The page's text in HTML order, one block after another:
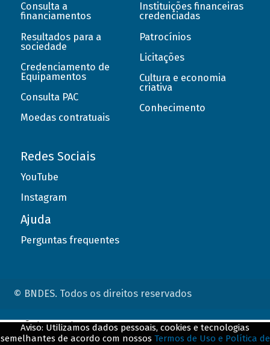
Consulta a
financiamentos
Resultados para a
sociedade
Credenciamento de
Equipamentos
Consulta PAC
Moedas contratuais
Instituições financeiras
credenciadas
Patrocínios
Licitações
Cultura e economia
criativa
Conhecimento
Redes Sociais
YouTube
Instagram
Ajuda
Perguntas frequentes
© BNDES. Todos os direitos reservados
Aviso: Utilizamos dados pessoais, cookies e tecnologias
semelhantes de acordo com nossos Termos de Uso e Política de
ConteÃºdo complementar